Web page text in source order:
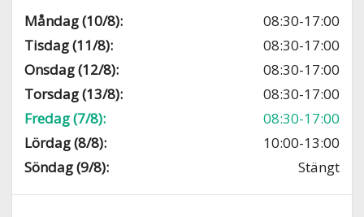
Måndag (10/8):
08:30-17:00
Tisdag (11/8):
08:30-17:00
Onsdag (12/8):
08:30-17:00
Torsdag (13/8):
08:30-17:00
Fredag (7/8):
08:30-17:00
Lördag (8/8):
10:00-13:00
Söndag (9/8):
Stängt